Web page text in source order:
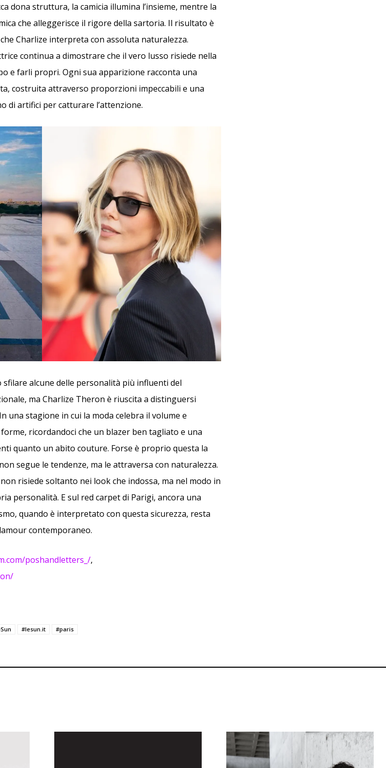
dona struttura, la camicia illumina l’insieme, mentre la
che alleggerisce il rigore della sartoria. Il risultato è
Charlize interpreta con assoluta naturalezza.
continua a dimostrare che il vero lusso risiede nella
e farli propri. Ogni sua apparizione racconta una
costruita attraverso proporzioni impeccabili e una
di artifici per catturare l’attenzione.
sfilare alcune delle personalità più influenti del
ma Charlize Theron è riuscita a distinguersi
una stagione in cui la moda celebra il volume e
forme, ricordandoci che un blazer ben tagliato e una
quanto un abito couture. Forse è proprio questa la
segue le tendenze, ma le attraversa con naturalezza.
risiede soltanto nei look che indossa, ma nel modo in
personalità. E sul red carpet di Parigi, ancora una
quando è interpretato con questa sicurezza, resta
contemporaneo.
poshandletters_/,
#lesun.it #paris